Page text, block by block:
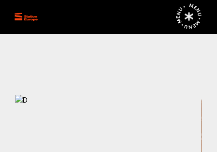
MENU • MENU • MENU •